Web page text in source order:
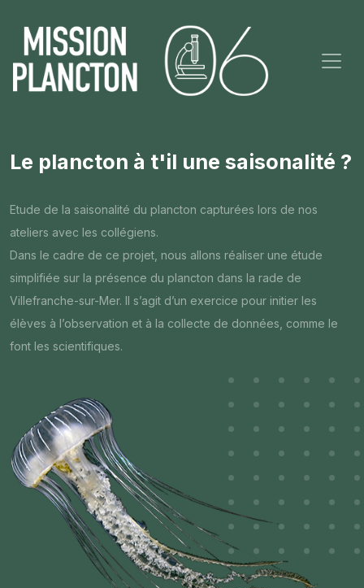
Le plancton à t'il une saisonalité ?
Etude de la saisonalité du plancton capturées lors de nos
ateliers avec les collégiens.
Dans le cadre de ce projet, nous allons réaliser une étude
simplifiée sur la présence du plancton dans la rade de
Villefranche-sur-Mer. Il s’agit d’un exercice pour initier les
élèves à l’observation et à la collecte de données, comme le
font les scientifiques.